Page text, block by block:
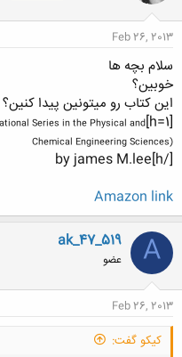
Feb 26, 2013
سلام بچه ها
خوبین؟
این کتاب رو میتونین پیدا کنین؟
[h=1]
Series in the Physical and
Chemical Engineering Sciences)
[/h]by james M.lee
Amazon link
A
ak_47_519
عضو
Feb 26, 2013
کیکو گفت: